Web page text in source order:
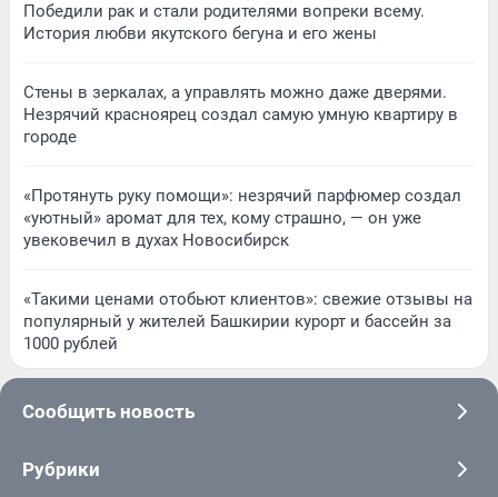
Победили рак и стали родителями вопреки всему.
История любви якутского бегуна и его жены
Стены в зеркалах, а управлять можно даже дверями.
Незрячий красноярец создал самую умную квартиру в
городе
«Протянуть руку помощи»: незрячий парфюмер создал
«уютный» аромат для тех, кому страшно, — он уже
увековечил в духах Новосибирск
«Такими ценами отобьют клиентов»: свежие отзывы на
популярный у жителей Башкирии курорт и бассейн за
1000 рублей
Сообщить новость
Рубрики